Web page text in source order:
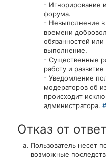
- Игнорирование
форума.
- Невыполнение в
времени
обязанностей
выполнение.
- Существенные
работу и
- Уведомление
модераторов об
происходит
администратора. #
Отказ от
Пользователь несет
возможные